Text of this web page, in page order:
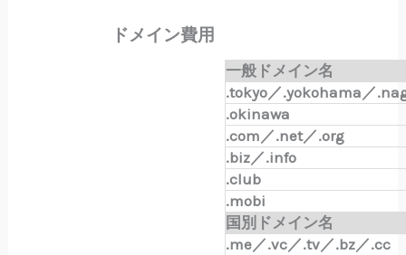
ドメイン費用
一般ドメイン名
.tokyo／.yokohama／
.okinawa
.com／.net／.org
.biz／.info
.club
.mobi
国別ドメイン名
.me／.vc／.tv／.bz／.cc